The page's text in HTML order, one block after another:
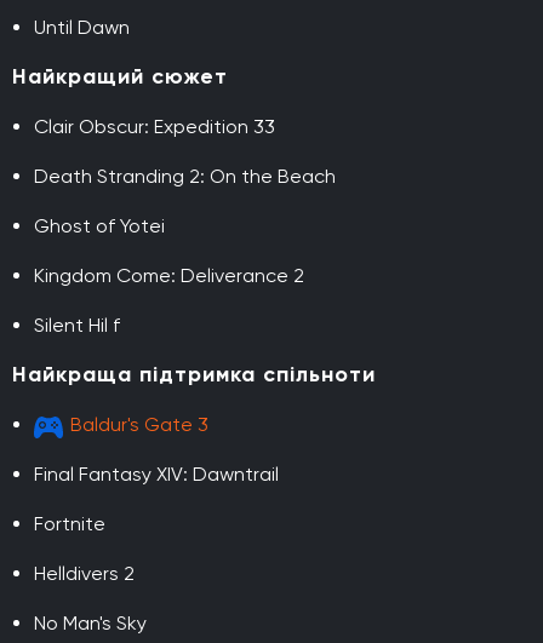
Until Dawn
Найкращий сюжет
Clair Obscur: Expedition 33
Death Stranding 2: On the Beach
Ghost of Yotei
Kingdom Come: Deliverance 2
Silent Hil f
Найкраща підтримка спільноти
Baldur's Gate 3
Final Fantasy XIV: Dawntrail
Fortnite
Helldivers 2
No Man's Sky